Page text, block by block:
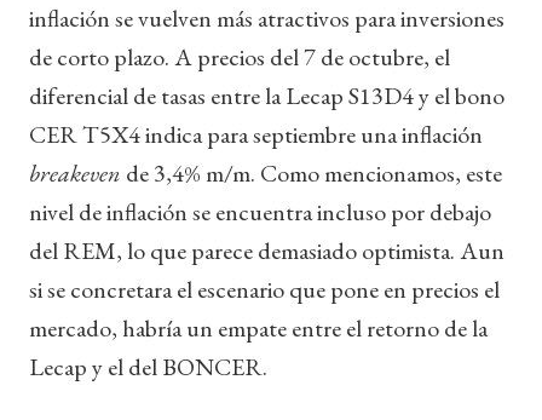
inflación se vuelven más atractivos para inversiones
de corto plazo. A precios del 7 de octubre, el
diferencial de tasas entre la Lecap S13D4 y el bono
CER T5X4 indica para septiembre una inflación
breakeven de 3,4% m/m. Como mencionamos, este
nivel de inflación se encuentra incluso por debajo
del REM, lo que parece demasiado optimista. Aun
si se concretara el escenario que pone en precios el
mercado, habría un empate entre el retorno de la
Lecap y el del BONCER.